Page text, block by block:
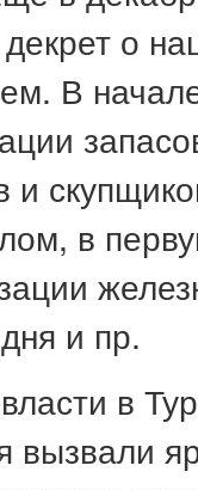
о
В
и
в
и пр.
в
вызвали